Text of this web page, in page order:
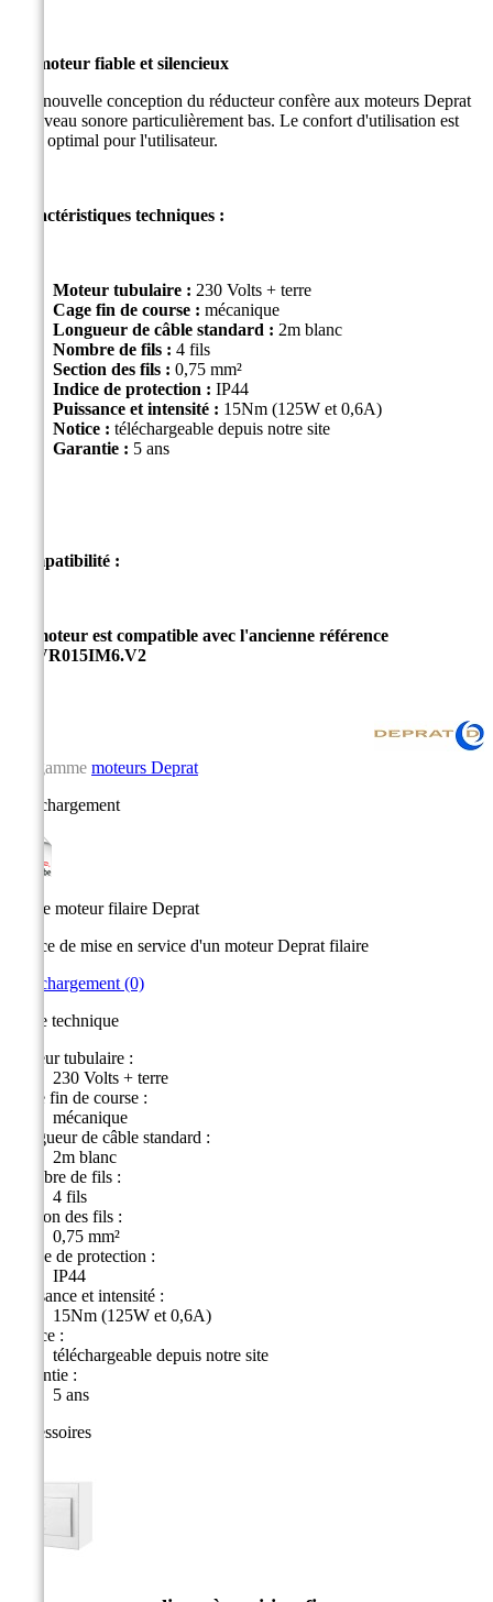
Un moteur fiable et silencieux
Une nouvelle conception du réducteur confère aux moteurs Deprat
un niveau sonore particulièrement bas. Le confort d'utilisation est
donc optimal pour l'utilisateur.
Caractéristiques techniques :
Moteur tubulaire : 230 Volts + terre
Cage fin de course : mécanique
Longueur de câble standard : 2m blanc
Nombre de fils : 4 fils
Section des fils : 0,75 mm²
Indice de protection : IP44
Puissance et intensité : 15Nm (125W et 0,6A)
Notice : téléchargeable depuis notre site
Garantie : 5 ans
Compatibilité :
Ce moteur est compatible avec l'ancienne référence
050VR015IM6.V2
La gamme moteurs Deprat
Téléchargement
notice moteur filaire Deprat
Notice de mise en service d'un moteur Deprat filaire
Téléchargement (0)
Fiche technique
Moteur tubulaire :
230 Volts + terre
Cage fin de course :
mécanique
Longueur de câble standard :
2m blanc
Nombre de fils :
4 fils
Section des fils :
0,75 mm²
Indice de protection :
IP44
Puissance et intensité :
15Nm (125W et 0,6A)
Notice :
téléchargeable depuis notre site
Garantie :
5 ans
Accessoires